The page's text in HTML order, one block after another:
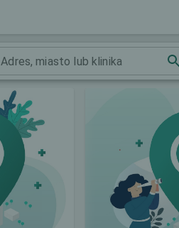
Adres, miasto lub klinika